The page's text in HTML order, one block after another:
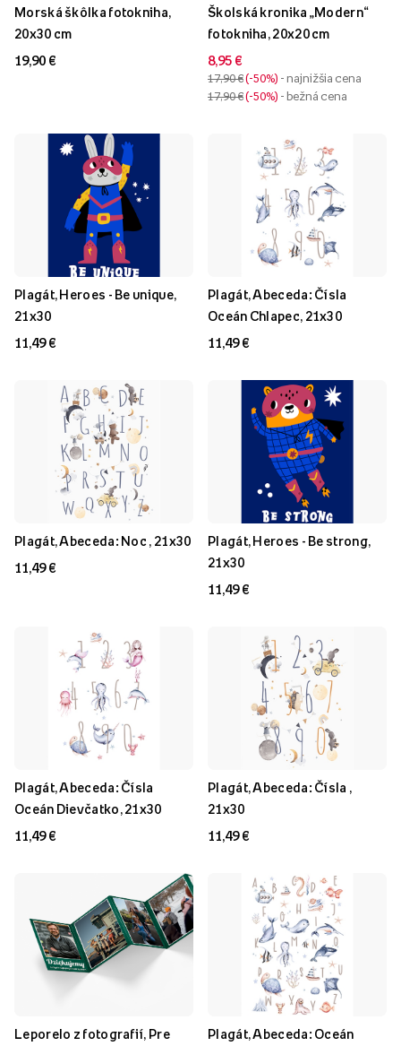
Morská škôlka fotokniha,
20x30 cm
19,90 €
Školská kronika „Modern“
fotokniha, 20x20 cm
8,95 €
17,90 € -50% - najnižšia cena
17,90 € -50% - bežná cena
Plagát, Heroes - Be unique,
21x30
11,49 €
Plagát, Abeceda: Čísla
Oceán Chlapec, 21x30
11,49 €
Plagát, Abeceda: Noc , 21x30
11,49 €
Plagát, Heroes - Be strong,
21x30
11,49 €
Plagát, Abeceda: Čísla
Oceán Dievčatko, 21x30
11,49 €
Plagát, Abeceda: Čísla ,
21x30
11,49 €
Leporelo z fotografií, Pre Plagát, Abeceda: Oceán